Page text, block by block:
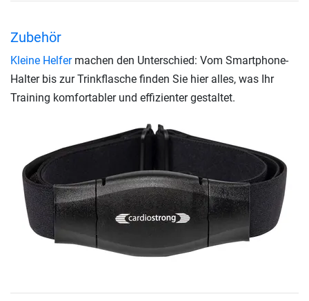
Zubehör
Kleine Helfermachen den Unterschied: Vom Smartphone-
Halter bis zur Trinkflasche finden Sie hier alles, was Ihr
Training komfortabler und effizienter gestaltet.